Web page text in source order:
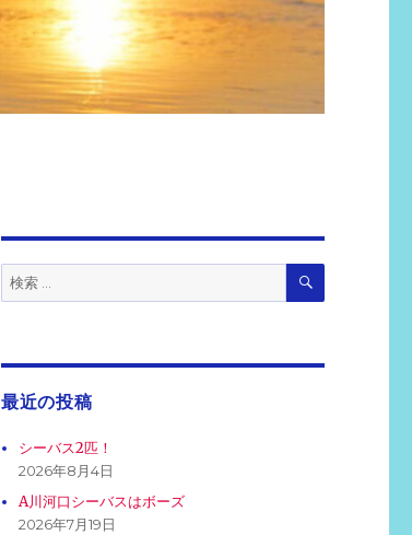
検
索:
検
最近の投稿
シーバス2匹！
2026年8月4日
A川河口シーバスはボーズ
2026年7月19日